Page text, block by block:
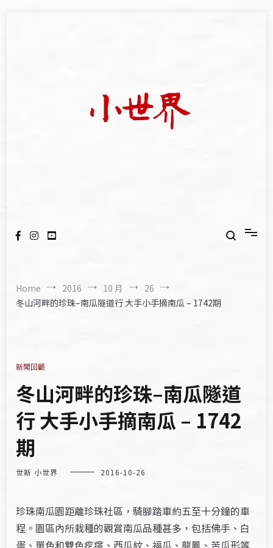
Home 2016 10 月
26
冬山河畔的珍珠–南瓜隧道行 大手小手摘南瓜 – 1742期
新聞回顧
冬山河畔的珍珠–南瓜隧道
行 大手小手摘南瓜 – 1742
期
世新 小世界 2016-10-26
珍珠南瓜園距離珍珠社區，騎腳踏車約五至十分鐘的車
程。園區內所栽種的觀賞南瓜品種甚多，包括佛手、白
蛋、單色和雙色疙瘩、西瓜紋、福瓜、龍鳳、苦瓜形等